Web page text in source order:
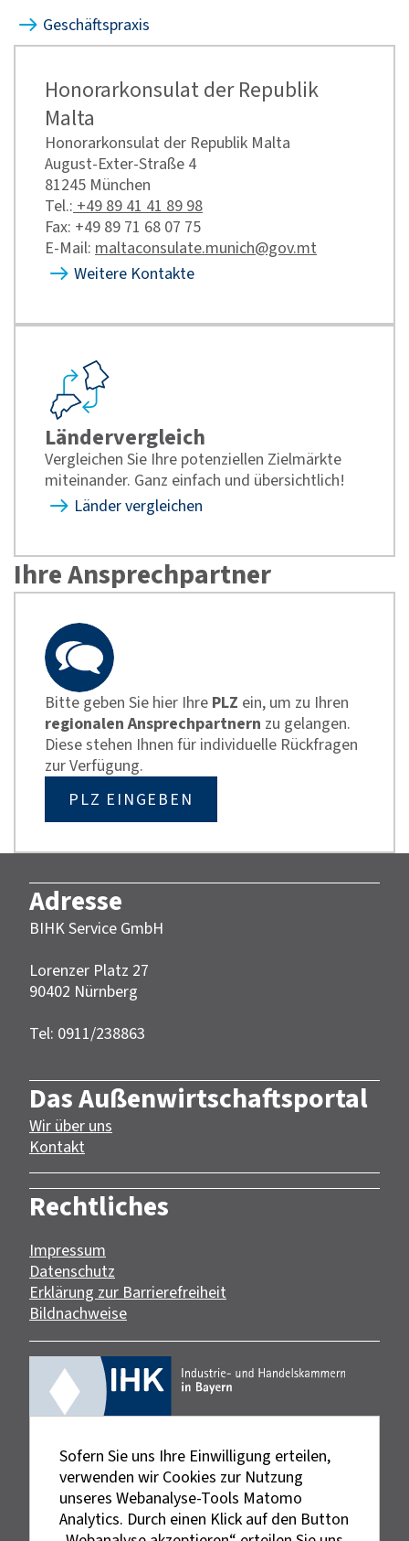
Geschäftspraxis
Honorarkonsulat der Republik
Malta
Honorarkonsulat der Republik Malta
August-Exter-Straße 4
81245 München
Tel.: +49 89 41 41 89 98
Fax: +49 89 71 68 07 75
E-Mail: maltaconsulate.munich@gov.mt
Weitere Kontakte
Ländervergleich
Vergleichen Sie Ihre potenziellen Zielmärkte
miteinander. Ganz einfach und übersichtlich!
Länder vergleichen
Ihre Ansprechpartner
Bitte geben Sie hier Ihre PLZ ein, um zu Ihren
regionalen Ansprechpartnern zu gelangen.
Diese stehen Ihnen für individuelle Rückfragen
zur Verfügung.
PLZ EINGEBEN
Adresse
BIHK Service GmbH
Lorenzer Platz 27
90402 Nürnberg‎‎
Tel: 0911/238863
Das Außenwirtschaftsportal
Wir über uns
Kontakt
Rechtliches
Impressum
Datenschutz
Erklärung zur Barrierefreiheit
Bildnachweise
Sofern Sie uns Ihre Einwilligung erteilen,
verwenden wir Cookies zur Nutzung
unseres Webanalyse-Tools Matomo
Analytics. Durch einen Klick auf den Button